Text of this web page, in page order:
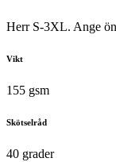
Herr S-3XL. Ange
Vikt
155 gsm
Skötselråd
40 grader